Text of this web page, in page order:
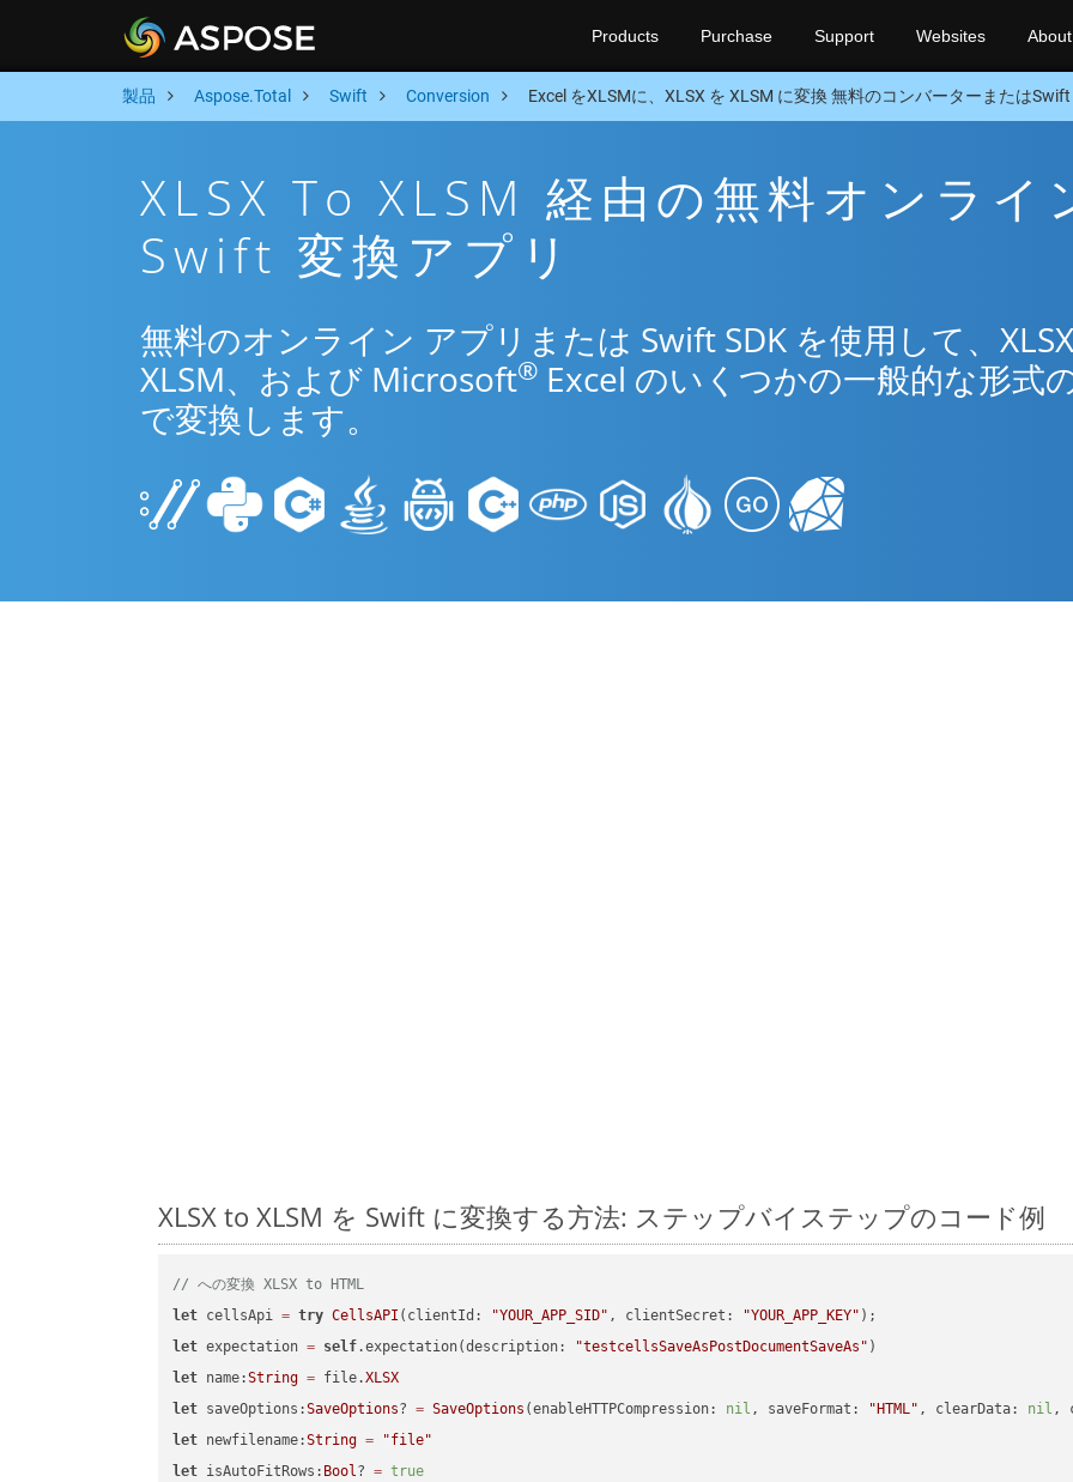
Products Purchase Support Websites About
製品 Aspose.Total Swift Conversion Excel をXLSMに、XLSX を XLSM に変換 無料のコンバーターまたはSwift
XLSX To XLSM 経由の無料オンライ
Swift 変換アプリ
無料のオンライン アプリまたは Swift SDK を使用して、
XLSM、および Microsoft® Excel のいくつかの一般的な形式
で変換します。
XLSX to XLSM を Swift に変換する方法: ステップバイステップのコード例
// への変換 XLSX to HTML
let cellsApi = try CellsAPI (clientId: "YOUR_APP_SID" , clientSecret: "YOUR_APP_KEY"
let expectation = self.expectation(description: "testcellsSaveAsPostDocumentSaveAs"
let name:String = file.XLSX
let saveOptions:SaveOptions? = SaveOptions (enableHTTPCompression: nil , saveFormat: "HTML" , clearData: nil ,
let newfilename:String =
"file"
let isAutoFitRows: Bool? = true